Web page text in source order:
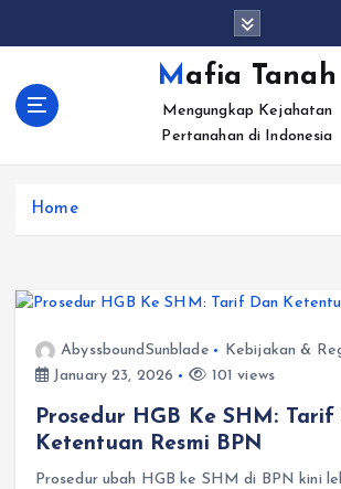
c
Mafia Tanah
Mengungkap Kejahatan
Pertanahan di Indonesia
Home
AbyssboundSunblade
Kebijakan &
January 23, 2026
101 views
Prosedur HGB Ke SHM: Tarif
Ketentuan Resmi BPN
Prosedur ubah HGB ke SHM di BPN kini